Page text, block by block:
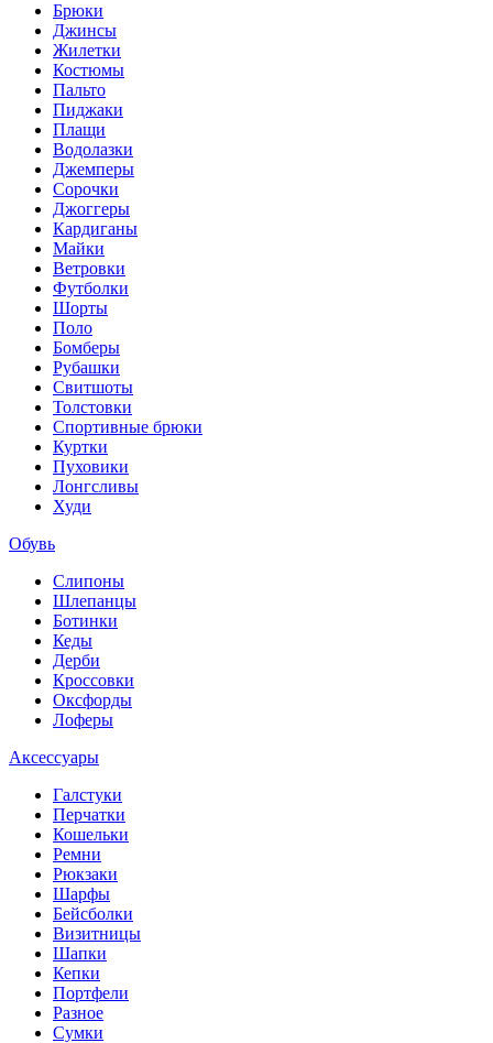
Брюки
Джинсы
Жилетки
Костюмы
Пальто
Пиджаки
Плащи
Водолазки
Джемперы
Сорочки
Джоггеры
Кардиганы
Майки
Ветровки
Футболки
Шорты
Поло
Бомберы
Рубашки
Свитшоты
Толстовки
Спортивные брюки
Куртки
Пуховики
Лонгсливы
Худи
Обувь
Слипоны
Шлепанцы
Ботинки
Кеды
Дерби
Кроссовки
Оксфорды
Лоферы
Аксессуары
Галстуки
Перчатки
Кошельки
Ремни
Рюкзаки
Шарфы
Бейсболки
Визитницы
Шапки
Кепки
Портфели
Разное
Сумки